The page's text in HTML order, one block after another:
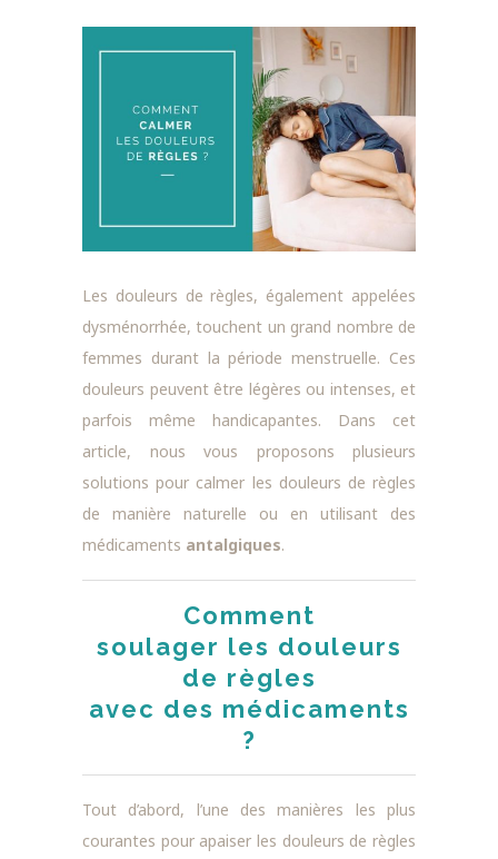
Les douleurs de règles, également appelées
dysménorrhée, touchent un grand nombre de
femmes durant la période menstruelle. Ces
douleurs peuvent être légères ou intenses, et
parfois même handicapantes. Dans cet
article, nous vous proposons plusieurs
solutions pour calmer les douleurs de règles
de manière naturelle ou en utilisant des
médicaments antalgiques.
Comment
soulager les douleurs
de règles
avec des médicaments
?
Tout d’abord, l’une des manières les plus
courantes pour apaiser les douleurs de règles